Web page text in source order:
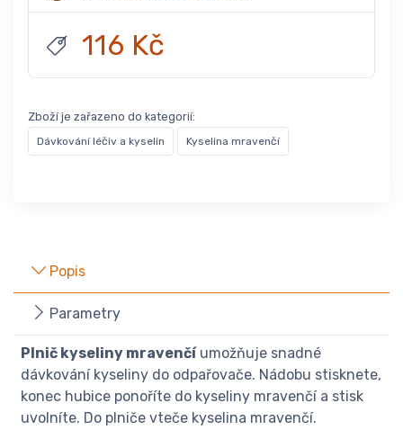
116 Kč
Zboží je zařazeno do kategorií:
Dávkování léčiv a kyselin Kyselina mravenčí
Popis
Parametry
Plnič kyseliny mravenčíumožňuje snadné
dávkování kyseliny do odpařovače. Nádobu stisknete,
konec hubice ponoříte do kyseliny mravenčí a stisk
uvolníte. Do plniče vteče kyselina mravenčí.